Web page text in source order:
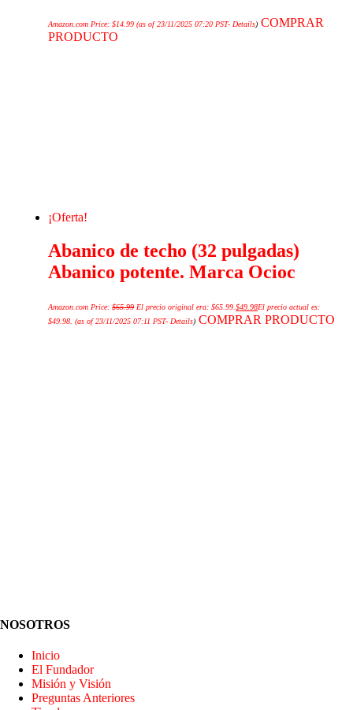
Amazon.com Price:$14.99 (as of 23/11/2025 07:20 PST- Details) COMPRAR
PRODUCTO
¡Oferta!
Abanico de techo (32 pulgadas)
Abanico potente. Marca Ocioc
Amazon.com Price:$65.99 El precio original era: $65.99.$49.98El precio actual es:
$49.98. (as of 23/11/2025 07:11 PST- Details) COMPRAR PRODUCTO
NOSOTROS
Inicio
El Fundador
Misión y Visión
Preguntas Anteriores